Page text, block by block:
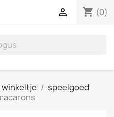
shopping_cart (0)

winkeltje
speelgoed